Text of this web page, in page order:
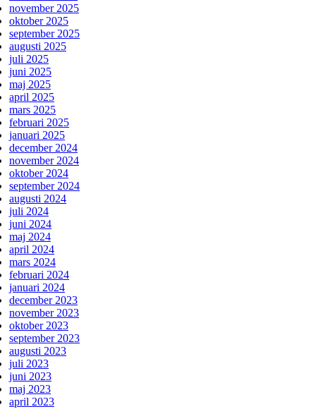
november 2025
oktober 2025
september 2025
augusti 2025
juli 2025
juni 2025
maj 2025
april 2025
mars 2025
februari 2025
januari 2025
december 2024
november 2024
oktober 2024
september 2024
augusti 2024
juli 2024
juni 2024
maj 2024
april 2024
mars 2024
februari 2024
januari 2024
december 2023
november 2023
oktober 2023
september 2023
augusti 2023
juli 2023
juni 2023
maj 2023
april 2023